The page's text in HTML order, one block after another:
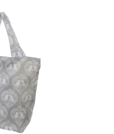
ップ商品
リー/家具
リー/雑貨
ー